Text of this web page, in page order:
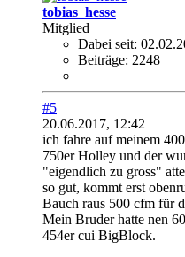
tobias_hesse
Mitglied
Dabei seit:
Beiträge: 2248
#5
20.06.2017, 12:42
ich fahre auf meinem
750er Holley und der
"eigendlich zu gross"
so gut, kommt erst
Bauch raus 500 cfm für
Mein Bruder hatte nen
454er cui BigBlock.